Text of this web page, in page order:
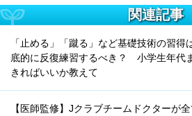
関連記事
「止める」「蹴る」など基礎技術の習得
底的に反復練習するべき？ 小学生年代
きればいいか教えて
【医師監修】Jクラブチームドクターが